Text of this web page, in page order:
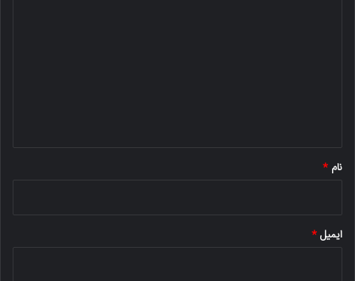
نام *
ایمیل*